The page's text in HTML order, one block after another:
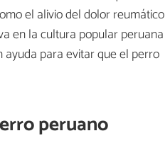
el alivio del dolor reumático
en la cultura popular peruana
para evitar que el perro
peruano